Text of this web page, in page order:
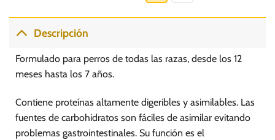
múltiples
opciones
en
la
Descripción
Formulado para perros de todas las razas, desde los 12
meses hasta los 7 años.
Contiene proteínas altamente digeribles y asimilables. Las
fuentes de carbohidratos son fáciles de asimilar evitando
problemas gastrointestinales. Su función es el